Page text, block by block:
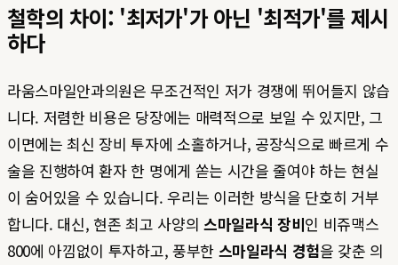
철학의 차이: '최저가'가 아닌 '최적가'를 제시
하다
라움스마일안과의원은 무조건적인 저가 경쟁에 뛰어들지 않습
니다. 저렴한 비용은 당장에는 매력적으로 보일 수 있지만, 그
이면에는 최신 장비 투자에 소홀하거나, 공장식으로 빠르게 수
술을 진행하여 환자 한 명에게 쏟는 시간을 줄여야 하는 현실
이 숨어있을 수 있습니다. 우리는 이러한 방식을 단호히 거부
합니다. 대신, 현존 최고 사양의 스마일라식 장비인 비쥬맥스
800에 아낌없이 투자하고, 풍부한 스마일라식 경험을 갖춘 의